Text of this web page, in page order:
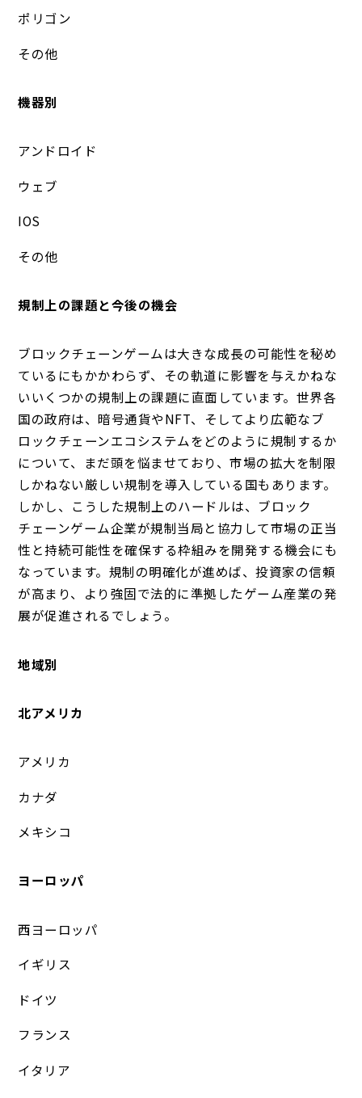
ポリゴン
その他
機器別
アンドロイド
ウェブ
IOS
その他
規制上の課題と今後の機会
ブロックチェーンゲームは大きな成長の可能性を秘め
ているにもかかわらず、その軌道に影響を与えかねな
いいくつかの規制上の課題に直面しています。世界各
国の政府は、暗号通貨やNFT、そしてより広範なブ
ロックチェーンエコシステムをどのように規制するか
について、まだ頭を悩ませており、市場の拡大を制限
しかねない厳しい規制を導入している国もあります。
しかし、こうした規制上のハードルは、ブロック
チェーンゲーム企業が規制当局と協力して市場の正当
性と持続可能性を確保する枠組みを開発する機会にも
なっています。規制の明確化が進めば、投資家の信頼
が高まり、より強固で法的に準拠したゲーム産業の発
展が促進されるでしょう。
地域別
北アメリカ
アメリカ
カナダ
メキシコ
ヨーロッパ
西ヨーロッパ
イギリス
ドイツ
フランス
イタリア